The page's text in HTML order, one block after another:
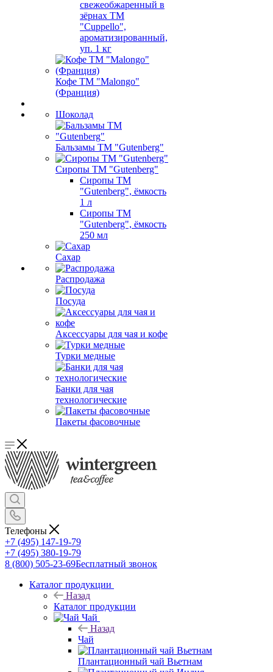
свежеобжаренный в
зёрнах ТМ
"Cuppello",
ароматизированный,
уп. 1 кг
Кофе ТМ "Malongo"
(Франция)
Шоколад
Бальзамы ТМ "Gutenberg"
Сиропы ТМ "Gutenberg"
Сиропы ТМ
"Gutenberg", ёмкость
1 л
Сиропы ТМ
"Gutenberg", ёмкость
250 мл
Сахар
Распродажа
Посуда
Аксессуары для чая и кофе
Турки медные
Банки для чая
технологические
Пакеты фасовочные
Телефоны
+7 (495) 147-19-79
+7 (495) 380-19-79
8 (800) 505-23-69Бесплатный звонок
Каталог продукции
Назад
Каталог продукции
Чай
Назад
Чай
Плантационный чай Вьетнам